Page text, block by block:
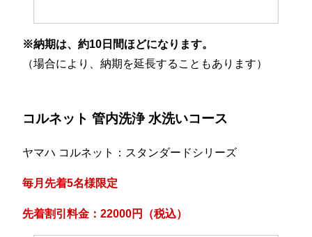
※納期は、約10日間ほどになります。
（場合により、納期を延長することもあります）
コルネット 管内洗浄 水洗いコース
ヤマハ コルネット：スタンダードシリーズ
毎月先着5名様限定
先着割引料金：22000円（税込）